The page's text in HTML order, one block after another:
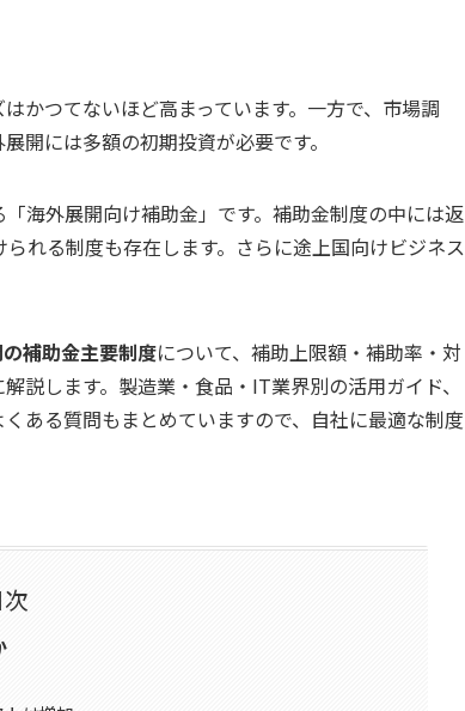
かつてないほど高まっています。一方で、市場調
開には多額の初期投資が必要です。
海外展開向け補助金」です。補助金制度の中には返
れる制度も存在します。さらに途上国向けビジネス
補助金主要制度について、補助上限額・補助率・対
説します。製造業・食品・IT業界別の活用ガイド、
ある質問もまとめていますので、自社に最適な制度
次